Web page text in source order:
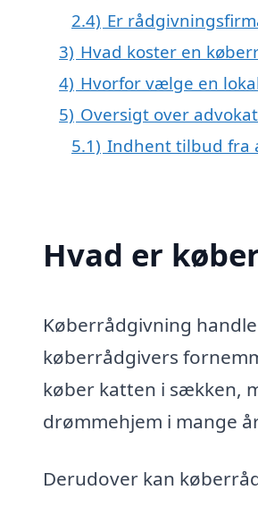
2.4) Er
3) Hvad koster en
4) Hvorfor vælge en
5) Oversigt over
5.1) Indhent tilbud fra
Hvad er
Køberrådgivning
køberrådgivers
køber katten i sækken,
drømmehjem i mange
Derudover kan